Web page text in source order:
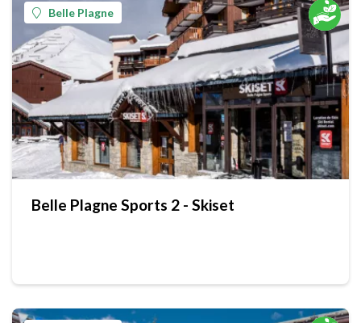
Belle Plagne
Belle Plagne Sports 2 - Skiset